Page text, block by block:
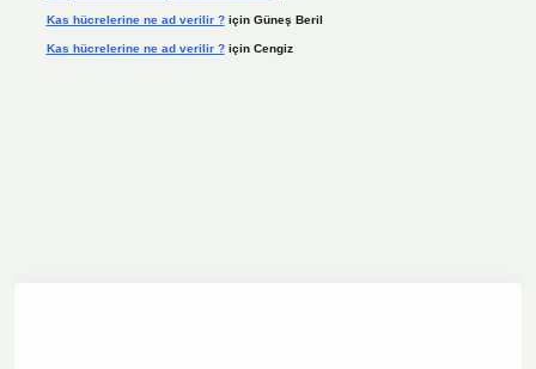
Kas hücrelerine ne ad verilir ?için Güneş Beril
Kas hücrelerine ne ad verilir ?için Cengiz